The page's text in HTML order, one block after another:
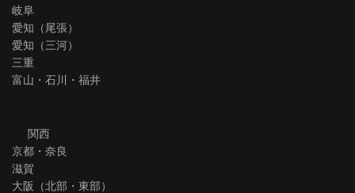
岐阜
愛知（尾張）
愛知（三河）
三重
富山・石川・福井
関西
京都・奈良
滋賀
大阪（北部・東部）